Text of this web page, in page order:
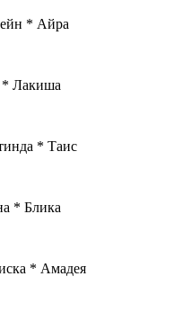
* Айра
Лакиша
* Таис
* Блика
* Амадея